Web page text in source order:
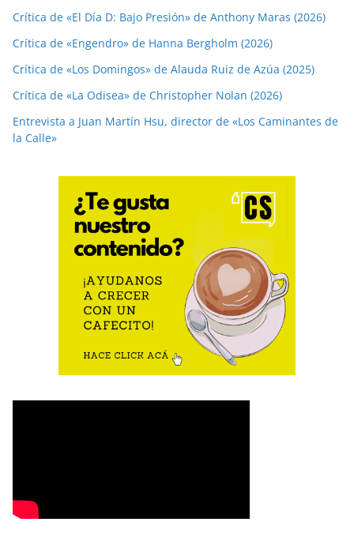
Crítica de «El Día D: Bajo Presión» de Anthony Maras (2026)
Crítica de «Engendro» de Hanna Bergholm (2026)
Crítica de «Los Domingos» de Alauda Ruiz de Azúa (2025)
Crítica de «La Odisea» de Christopher Nolan (2026)
Entrevista a Juan Martín Hsu, director de «Los Caminantes de
la Calle»